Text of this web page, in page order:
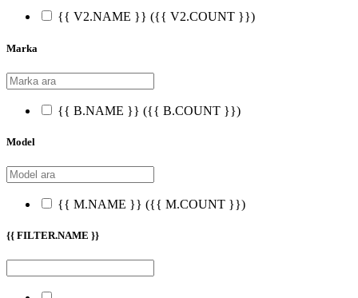
{{ V2.NAME }} ({{ V2.COUNT }})
Marka
{{ B.NAME }} ({{ B.COUNT }})
Model
{{ M.NAME }} ({{ M.COUNT }})
{{ FILTER.NAME }}